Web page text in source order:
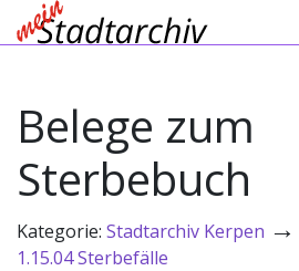
Belege zum
Sterbebuch
Kategorie: Stadtarchiv Kerpen →
1.15.04 Sterbefälle